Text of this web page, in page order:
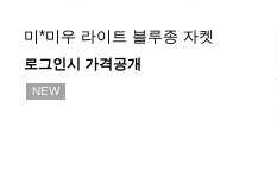
미*미우 라이트 블루종 자켓
로그인시 가격공개
NEW